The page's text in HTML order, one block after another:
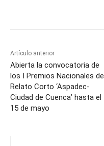
Artículo anterior
Abierta la convocatoria de
los I Premios Nacionales de
Relato Corto ‘Aspadec-
Ciudad de Cuenca’ hasta el
15 de mayo